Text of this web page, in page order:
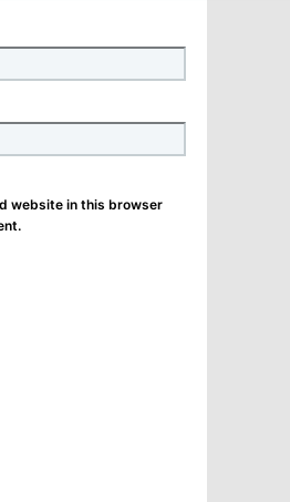
website in this browser